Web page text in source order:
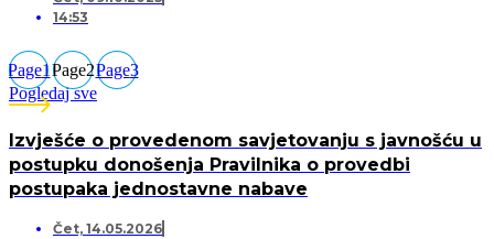
14:53
Page1Page2Page3
Pogledaj sve
Izvješće o provedenom savjetovanju s javnošću u
postupku donošenja Pravilnika o provedbi
postupaka jednostavne nabave
Čet, 14.05.2026